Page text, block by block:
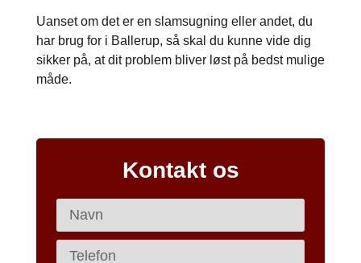
Uanset om det er en slamsugning eller andet, du
har brug for i Ballerup, så skal du kunne vide dig
sikker på, at dit problem bliver løst på bedst mulige
måde.
Kontakt os